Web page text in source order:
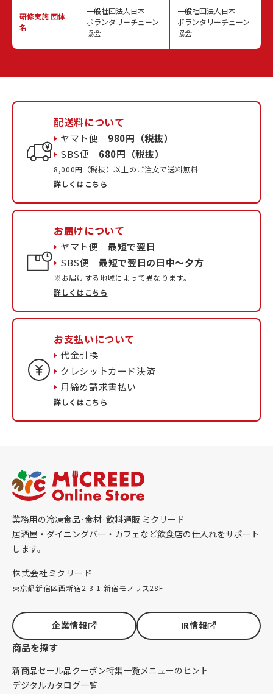
研修実施 団体
名
一般社団法人日本
ボランタリーチェーン
協会
一般社団法人日本
ボランタリーチェーン
協会
配送料について
ヤマト便 980円（税抜）
SBS便 680円（税抜）
8,000円（税抜）以上のご注文で送料無料
詳しくはこちら
お届けについて
ヤマト便最短で翌日
SBS便最短で翌日の日中〜夕方
※お届けする地域によって異なります。
詳しくはこちら
お支払いについて
代金引換
クレシットカード決済
月締め請求書払い
詳しくはこちら
業務用の冷凍食品·食材·飲料通販 ミクリード
居酒屋・ダイニングバー・カフェなど飲食店の仕入れをサポート
します。
株式会社ミクリード
東京都新宿区西新宿2-3-1 新宿モノリス28F
企業情報 IR情報
商品を探す
新商品セール品クーポン特集一覧メニューのヒント
デジタルカタログ一覧